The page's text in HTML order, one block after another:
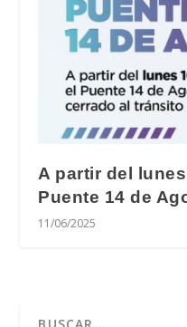
A partir del
Puente 14 de
11/06/2025